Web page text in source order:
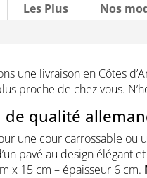
Les Plus
Nos
une livraison en Côtes
proche de chez vous.
de qualité
une cour carrossable ou
pavé au design élégant
x 15 cm – épaisseur 6 cm.